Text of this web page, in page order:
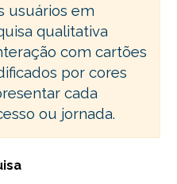
usuários em
qualitativa
com cartões
por cores
cada
ou jornada.